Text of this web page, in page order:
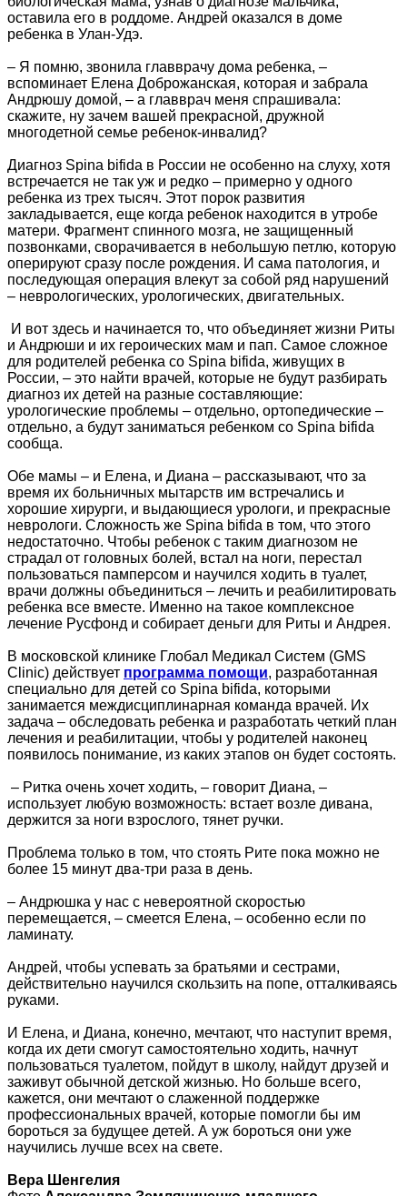
оставила его в роддоме. Андрей оказался в доме
ребенка в Улан-Удэ.
– Я помню, звонила главврачу дома ребенка, –
вспоминает Елена Доброжанская, которая и забрала
Андрюшу домой, – а главврач меня спрашивала:
скажите, ну зачем вашей прекрасной, дружной
многодетной семье ребенок-инвалид?
Диагноз Spina bifida в России не особенно на слуху, хотя
встречается не так уж и редко – примерно у одного
ребенка из трех тысяч. Этот порок развития
закладывается, еще когда ребенок находится в утробе
матери. Фрагмент спинного мозга, не защищенный
позвонками, сворачивается в небольшую петлю, которую
оперируют сразу после рождения. И сама патология, и
последующая операция влекут за собой ряд нарушений
– неврологических, урологических, двигательных.
И вот здесь и начинается то, что объединяет жизни Риты
и Андрюши и их героических мам и пап. Самое сложное
для родителей ребенка со Spina bifida, живущих в
России, – это найти врачей, которые не будут разбирать
диагноз их детей на разные составляющие:
урологические проблемы – отдельно, ортопедические –
отдельно, а будут заниматься ребенком со Spina bifida
сообща.
Обе мамы – и Елена, и Диана – рассказывают, что за
время их больничных мытарств им встречались и
хорошие хирурги, и выдающиеся урологи, и прекрасные
неврологи. Сложность же Spina bifida в том, что этого
недостаточно. Чтобы ребенок с таким диагнозом не
страдал от головных болей, встал на ноги, перестал
пользоваться памперсом и научился ходить в туалет,
врачи должны объединиться – лечить и реабилитировать
ребенка все вместе. Именно на такое комплексное
лечение Русфонд и собирает деньги для Риты и Андрея.
В московской клинике Глобал Медикал Систем (GMS
Clinic) действует программа помощи, разработанная
специально для детей со Spina bifida, которыми
занимается междисциплинарная команда врачей. Их
задача – обследовать ребенка и разработать четкий план
лечения и реабилитации, чтобы у родителей наконец
появилось понимание, из каких этапов он будет состоять.
– Ритка очень хочет ходить, – говорит Диана, –
использует любую возможность: встает возле дивана,
держится за ноги взрослого, тянет ручки.
Проблема только в том, что стоять Рите пока можно не
более 15 минут два-три раза в день.
– Андрюшка у нас с невероятной скоростью
перемещается, – смеется Елена, – особенно если по
ламинату.
Андрей, чтобы успевать за братьями и сестрами,
действительно научился скользить на попе, отталкиваясь
руками.
И Елена, и Диана, конечно, мечтают, что наступит время,
когда их дети смогут самостоятельно ходить, начнут
пользоваться туалетом, пойдут в школу, найдут друзей и
заживут обычной детской жизнью. Но больше всего,
кажется, они мечтают о слаженной поддержке
профессиональных врачей, которые помогли бы им
бороться за будущее детей. А уж бороться они уже
научились лучше всех на свете.
Вера Шенгелия